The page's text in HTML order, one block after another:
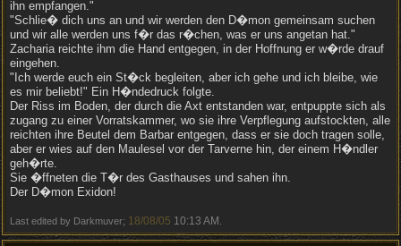
ihn empfangen."
"Schlie� dich uns an und wir werden den D�mon gemeinsam suchen
und wir alle werden uns f�r das r�chen, was er uns angetan hat."
Zacharia reichte ihm die Hand entgegen, in der Hoffnung er w�rde drauf
eingehen.
"Ich werde euch ein St�ck begleiten, aber ich gehe und ich bleibe, wie
es mir beliebt!" Ein H�ndedruck folgte.
Der Riss im Boden, der durch die Axt entstanden war, entpuppte sich als
zugang zu einer Vorratskammer, wo sie ihre Verpflegung aufstockten, alle
reichten ihre Beutel dem Barbar entgegen, dass er sie doch tragen solle,
aber er wies auf den Maulesel vor der Tarverne hin, der einem H�ndler
geh�rte.
Sie �ffneten die T�r des Gasthauses und sahen ihn.
Der D�mon Exidon!
Last edited by Darkmuver; 18/08/05 10:13 AM